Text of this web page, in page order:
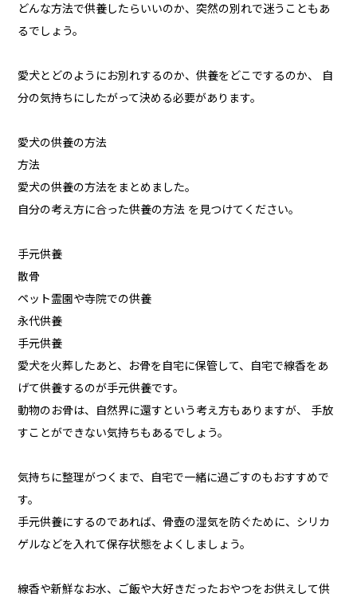
どんな方法で供養したらいいのか、突然の別れで迷うこともあ
るでしょう。
愛犬とどのようにお別れするのか、供養をどこでするのか、 自
分の気持ちにしたがって決める必要があります。
愛犬の供養の方法
方法
愛犬の供養の方法をまとめました。
自分の考え方に合った供養の方法 を見つけてください。
手元供養
散骨
ペット霊園や寺院での供養
永代供養
手元供養
愛犬を火葬したあと、お骨を自宅に保管して、自宅で線香をあ
げて供養するのが手元供養です。
動物のお骨は、自然界に還すという考え方もありますが、 手放
すことができない気持ちもあるでしょう。
気持ちに整理がつくまで、自宅で一緒に過ごすのもおすすめで
す。
手元供養にするのであれば、骨壺の湿気を防ぐために、シリカ
ゲルなどを入れて保存状態をよくしましょう。
線香や新鮮なお水、ご飯や大好きだったおやつをお供えして供